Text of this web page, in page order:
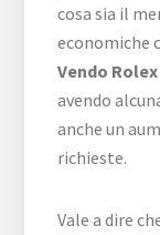
cosa sia il
economiche
Vendo
avendo
anche un
richieste.
Vale a dire